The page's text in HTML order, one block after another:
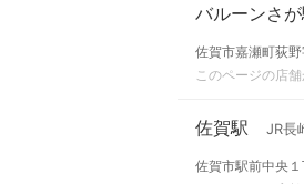
バルーンさ
佐賀市嘉瀬町荻
このページの店
佐賀駅 JR長
佐賀市駅前中央１